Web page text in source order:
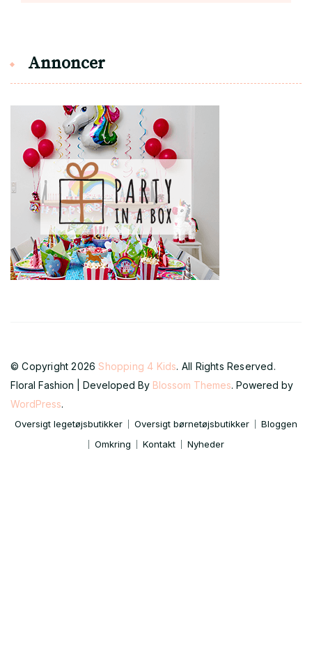
Annoncer
© Copyright 2026Shopping 4 Kids. All Rights Reserved.
Floral Fashion | Developed By Blossom Themes. Powered by
WordPress.
Oversigt legetøjsbutikker Oversigt børnetøjsbutikker
Bloggen
Omkring
Kontakt Nyheder